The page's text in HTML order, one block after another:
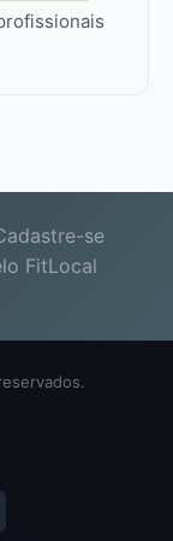
se
FitLocal